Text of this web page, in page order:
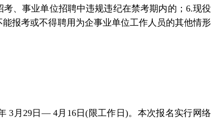
、事业单位招聘中违规违纪在禁考期内的；6.现役
报考或不得聘用为企事业单位工作人员的其他情形
3月29日— 4月16日(限工作日)。本次报名实行网络